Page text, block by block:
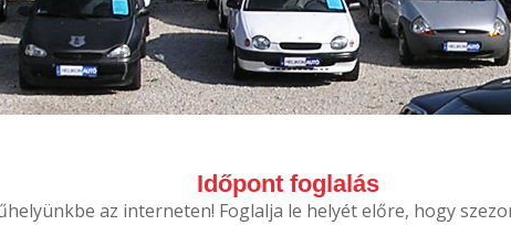
Időpont foglalás
az interneten! Foglalja le helyét előre, hogy